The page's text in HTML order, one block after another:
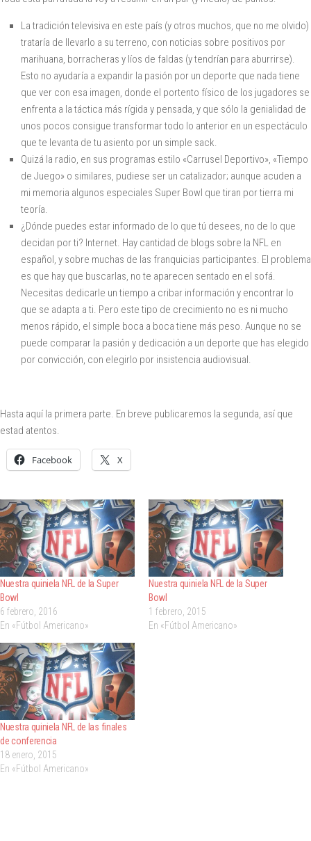
La tradición televisiva en este país (y otros muchos, que no me olvido)
trataría de llevarlo a su terreno, con noticias sobre positivos por
marihuana, borracheras y líos de faldas (y tendrían para aburrirse).
Esto no ayudaría a expandir la pasión por un deporte que nada tiene
que ver con esa imagen, donde el portento físico de los jugadores se
enfrenta a la táctica más rígida y pensada, y que sólo la genialidad de
unos pocos consigue transformar todo lo anterior en un espectáculo
que te levanta de tu asiento por un simple sack.
Quizá la radio, en sus programas estilo «Carrusel Deportivo», «Tiempo
de Juego» o similares, pudiese ser un catalizador; aunque acuden a
mi memoria algunos especiales Super Bowl que tiran por tierra mi
teoría.
¿Dónde puedes estar informado de lo que tú desees, no de lo que
decidan por ti? Internet. Hay cantidad de blogs sobre la NFL en
español, y sobre muchas de las franquicias participantes. El problema
es que hay que buscarlas, no te aparecen sentado en el sofá.
Necesitas dedicarle un tiempo a cribar información y encontrar lo
que se adapta a ti. Pero este tipo de crecimiento no es ni mucho
menos rápido, el simple boca a boca tiene más peso. Aunque no se
puede comparar la pasión y dedicación a un deporte que has elegido
por convicción, con elegirlo por insistencia audiovisual.
Hasta aquí la primera parte. En breve publicaremos la segunda, así que
estad atentos.
Facebook X
Nuestra quiniela NFL de la Super
Bowl
6 febrero, 2016
En «Fútbol Americano»
Nuestra quiniela NFL de la Super
Bowl
1 febrero, 2015
En «Fútbol Americano»
Nuestra quiniela NFL de las finales
de conferencia
18 enero, 2015
En «Fútbol Americano»